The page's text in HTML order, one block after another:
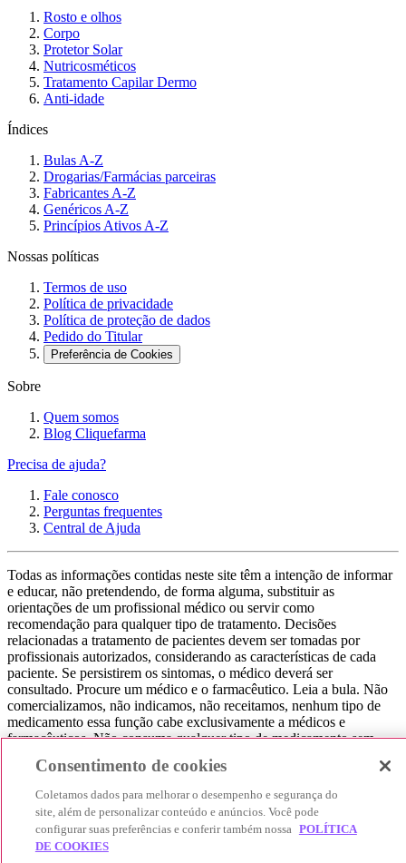
Rosto e olhos
Corpo
Protetor Solar
Nutricosméticos
Tratamento Capilar Dermo
Anti-idade
Índices
Bulas A-Z
Drogarias/Farmácias parceiras
Fabricantes A-Z
Genéricos A-Z
Princípios Ativos A-Z
Nossas políticas
Termos de uso
Política de privacidade
Política de proteção de dados
Pedido do Titular
Preferência de Cookies
Sobre
Quem somos
Blog Cliquefarma
Precisa de ajuda?
Fale conosco
Perguntas frequentes
Central de Ajuda
Todas as informações contidas neste site têm a intenção de informar
e educar, não pretendendo, de forma alguma, substituir as
orientações de um profissional médico ou servir como
recomendação para qualquer tipo de tratamento. Decisões
relacionadas a tratamento de pacientes devem ser tomadas por
profissionais autorizados, considerando as características de cada
paciente. Se persistirem os sintomas, o médico deverá ser
consultado. Procure um médico e o farmacêutico. Leia a bula. Não
comercializamos, não indicamos, não receitamos, nenhum tipo de
medicamento essa função cabe exclusivamente a médicos e
farmacêuticos. Não consuma qualquer tipo de medicamento sem
não realizamos a venda de medicamentos, apenas contribuímos para
que você encontre o preço mais barato, comparando os preços de
produtos farmacêuticos. Contribuímos e damos auxílio para que sua
experiência seja bem-sucedida, mas a finalização da compra
acontece nos sites das nossas lojas parceiras.
Consentimento de cookies
Coletamos dados para melhorar o desempenho e segurança do
site, além de personalizar conteúdo e anúncios. Você pode
configurar suas preferências e conferir também nossa POLÍTICA
DE COOKIES